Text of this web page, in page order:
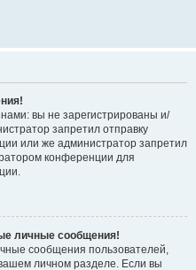
вы не зарегистрированы и/
запретил отправку
или же администратор запретил
конференции для
личные сообщения!
сообщения пользователей,
личном разделе. Если вы